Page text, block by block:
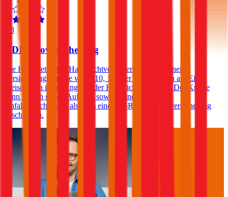
4,3
HDI Autoversicherung
Die HDI bietet Kfz-Haftpflichtversicherungen mit einer
Versicherungssumme von € 10, 15 oder 20 Millionen an. Ein
Freischaden ist im Angebot der HDI nicht enthalten. Der Kunde
kann jedoch gegen Aufpreis sowohl eine Insassen-
Unfallversicherung, als auch eine Kfz-Rechtsschutzversicherung
abschließen.